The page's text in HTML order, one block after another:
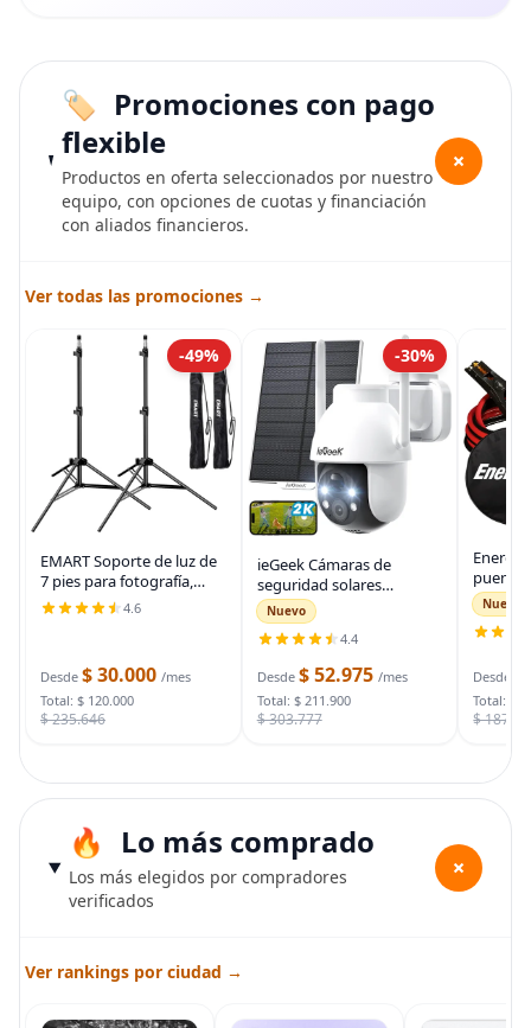
Promociones con pago
flexible
Productos en oferta seleccionados por nuestro
equipo, con opciones de cuotas y financiación
con aliados financieros.
+
Ver todas las promociones →
-49%
EMART Soporte de luz de
7 pies para fotografía,
soporte de trípode
con funda de
4.6
Desde $ 30.000 /mes
Total: $ 120.000
$ 235.646
-30%
ieGeek Cámaras de
seguridad solares
inalámbricas para
exteriores, cámara WiFi 2K
para sistema de
seguridad del hogar,
cámara de vigilancia
Nuevo
4.4
Desde $ 52.975 /mes
Total: $ 211.900
$ 303.777
puente
auto,
para
bolsa
Nuevo
Desde
Total: $
$
Lo más comprado
Los más elegidos por compradores
verificados
+
Ver rankings por ciudad →